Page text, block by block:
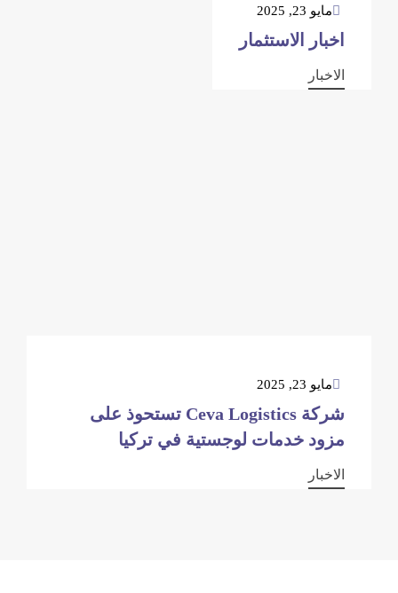
مايو 23, 2025
اخبار الاستثمار
الاخبار
مايو 23, 2025
شركة Ceva Logistics تستحوذ على
مزود خدمات لوجستية في تركيا
الاخبار